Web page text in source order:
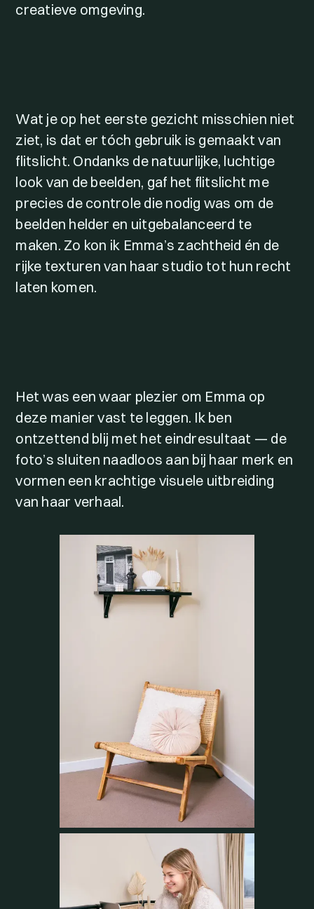
creatieve omgeving.
Wat je op het eerste gezicht misschien niet
ziet, is dat er tóch gebruik is gemaakt van
flitslicht. Ondanks de natuurlijke, luchtige
look van de beelden, gaf het flitslicht me
precies de controle die nodig was om de
beelden helder en uitgebalanceerd te
maken. Zo kon ik Emma’s zachtheid én de
rijke texturen van haar studio tot hun recht
laten komen.
Het was een waar plezier om Emma op
deze manier vast te leggen. Ik ben
ontzettend blij met het eindresultaat — de
foto’s sluiten naadloos aan bij haar merk en
vormen een krachtige visuele uitbreiding
van haar verhaal.